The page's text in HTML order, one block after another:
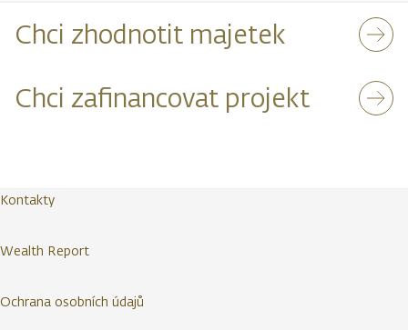
Chci zhodnotit majetek
Chci zafinancovat projekt
Kontakty
Wealth Report
Ochrana osobních údajů